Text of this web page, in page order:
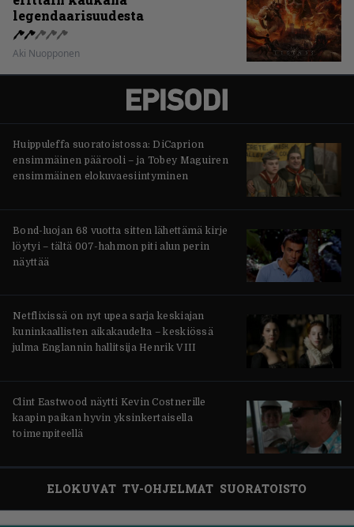
legendaarisuudesta
Aki Nuopponen
Huippuleffa suoratoistossa: DiCaprion
ensimmäinen päärooli – ja Tobey Maguiren
ensimmäinen elokuvaesiintyminen
Bond-luojan 68 vuotta sitten lähettämä kirje
löytyi – tältä 007-hahmon piti alun perin
näyttää
Netflixissä on nyt upea sarja keskiajan
kuninkaallisten aikakaudelta – keskiössä
julma Englannin hallitsija Henrik VIII
Clint Eastwood näytti Kevin Costnerille
kaapin paikan hyvin yksinkertaisella
toimenpiteellä
ELOKUVAT TV-OHJELMAT SUORATOISTO